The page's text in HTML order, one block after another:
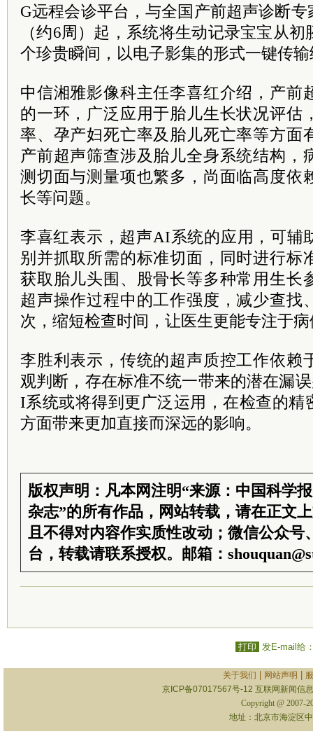
G远程会诊平台，与全国产前超声诊断
（约6周）起，系统将生动记录宝宝从
个珍贵瞬间，以电子影集的形式一键传
中信湘雅影像科主任李喜红介绍，产前
的一环，广泛应用于胎儿生长状况评估
率、孕产妇死亡率及胎儿死亡率等方面
产前超声筛查涉及胎儿全身系统结构，
测切面与测量项也繁多，尚面临高度依
长等问题。
李喜红表示，超声AI系统的应用，可辅
别并抓取所需的标准切面，同时进行标
获取胎儿头围、股骨长等多种常用生长
超声操作过程中的工作强度，减少查找
次，缩短检查时间，让医生更能专注于
李胜利表示，传统的超声质控工作依赖
观判断，存在标准不统一带来的潜在漏
I系统或将得到更广泛运用，在检查的精
方面带来更加直接而深远的影响。
版权声明：凡本网注明“来源：中国科学
杂志”的所有作品，网站转载，请在正文
且不得对内容作实质性改动；微信公众号
台，转载请联系授权。邮箱：
打印 发E-mail给
关于我们 网站声明
京ICP备07017567号-12 互联网新闻信
Copyright @ 2007-
地址：北京市海淀区